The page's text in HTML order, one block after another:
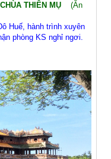
THIÊN MỤ (Ăn
Huế, hành trình xuyên
phòng KS nghỉ ngơi.